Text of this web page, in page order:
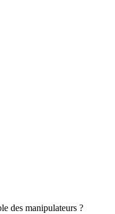
des manipulateurs ?